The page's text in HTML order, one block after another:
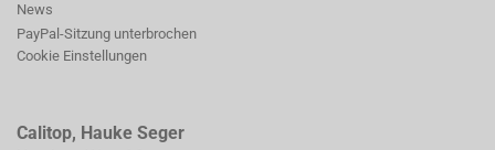
News
PayPal-Sitzung unterbrochen
Cookie Einstellungen
Calitop, Hauke Seger